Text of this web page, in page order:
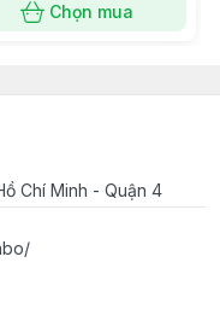
Chọn mua
Chí Minh - Quận 4